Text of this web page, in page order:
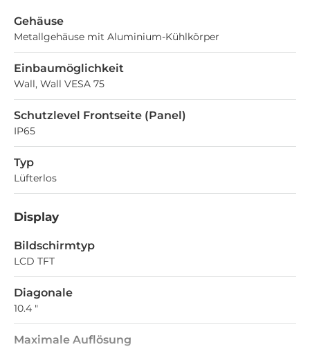
Gehäuse
Metallgehäuse mit Aluminium-Kühlkörper
Einbaumöglichkeit
Wall, Wall VESA 75
Schutzlevel Frontseite (Panel)
IP65
Typ
Lüfterlos
Display
Bildschirmtyp
LCD TFT
Diagonale
10.4 "
Maximale Auflösung